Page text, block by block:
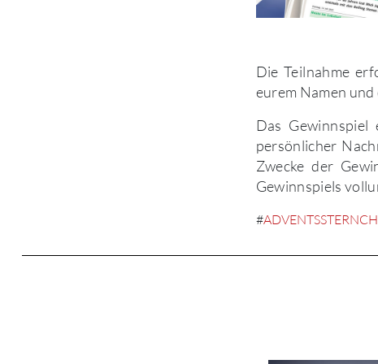
Die Teilnahme
eurem Namen
Das
persönlicher
Zwecke der
Gewinnspiels
#